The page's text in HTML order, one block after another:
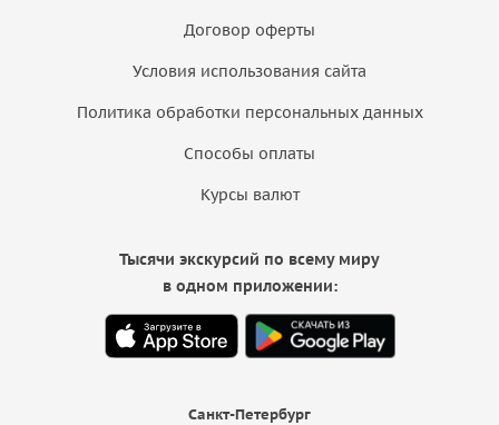
Договор оферты
Условия использования сайта
Политика обработки персональных данных
Способы оплаты
Курсы валют
Санкт-Петербург
Тысячи экскурсий по всему миру
в одном приложении: